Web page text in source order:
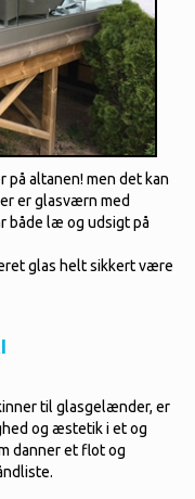
altanen! men det kan
er glasværn med
både læ og udsigt på
glas helt sikkert være
til glasgelænder, er
og æstetik i et og
danner et flot og